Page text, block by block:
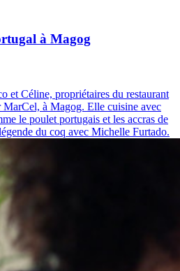
à Magog
et Céline, propriétaires du restaurant
à Magog. Elle cuisine avec
le poulet portugais et les accras de
du coq avec Michelle Furtado.